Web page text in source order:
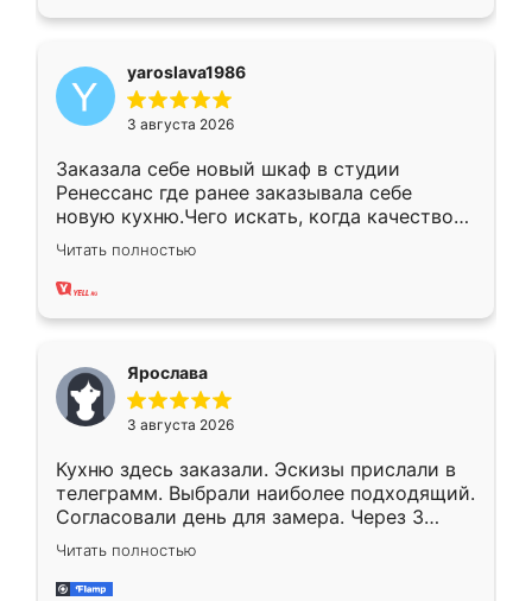
yaroslava1986
3 августа 2026
Заказала себе новый шкаф в студии
Ренессанс где ранее заказывала себе
новую кухню.Чего искать, когда качеством
вполне довольна. Служит кухня уже почти
два года, нареканий нет.
Читать полностью
Ярослава
3 августа 2026
Кухню здесь заказали. Эскизы прислали в
телеграмм. Выбрали наиболее подходящий.
Согласовали день для замера. Через 3
недели кухня была уже готова. Остались
довольны работой. Спасибо Ренессанс
мебель за качественную работу!
Читать полностью